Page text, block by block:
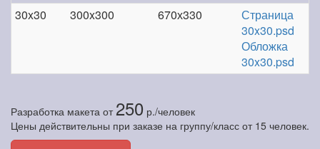
30x30
300x300 670х330
Страница
30x30.psd
Обложка
30x30.psd
Разработка макета от 250 р./человек
Цены действительны при заказе на группу/класс от 15 человек.